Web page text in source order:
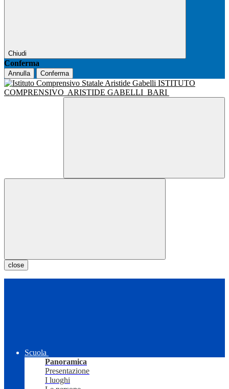
Chiudi
Conferma
Annulla Conferma
ISTITUTO
COMPRENSIVO ARISTIDE GABELLI BARI
close
Scuola
Panoramica
Presentazione
I luoghi